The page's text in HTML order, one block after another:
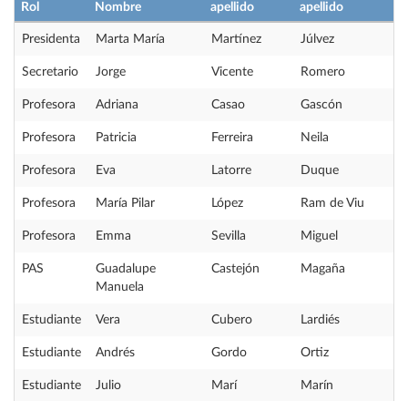
Rol Nombre
apellido
apellido
Presidenta Marta María Martínez Júlvez
Secretario Jorge Vicente Romero
Profesora Adriana Casao Gascón
Profesora Patricia Ferreira Neila
Profesora Eva Latorre Duque
Profesora María Pilar López Ram de Viu
Profesora Emma Sevilla Miguel
PAS
Guadalupe
Manuela
Castejón Magaña
Estudiante Vera Cubero Lardiés
Estudiante Andrés Gordo Ortiz
Estudiante Julio Marí Marín